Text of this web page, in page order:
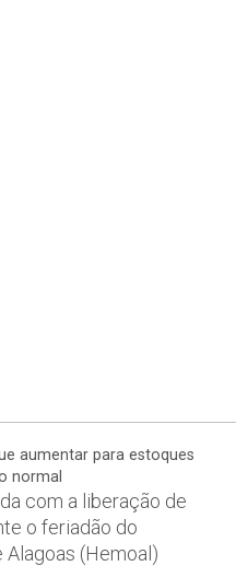
aumentar para estoques
normal
com a liberação de
o feriadão do
(Hemoal)